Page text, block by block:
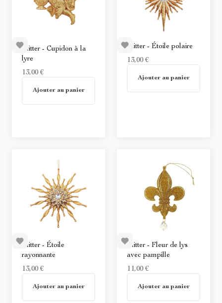
Glitter - Cupidon à la
lyre
13,00 €
Ajouter au panier
Glitter - Étoile polaire
13,00 €
Ajouter au panier
Glitter - Étoile
rayonnante
13,00 €
Ajouter au panier
Glitter - Fleur de lys
avec pampille
11,00 €
Ajouter au panier